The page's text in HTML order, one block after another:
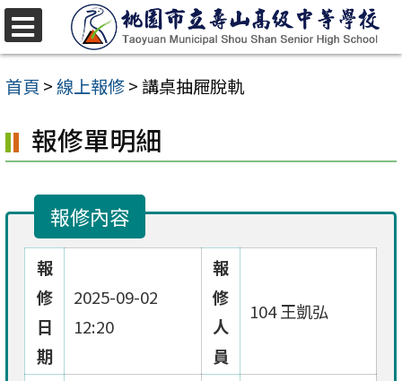
跳
至
主
內
容
首頁 >線上報修>講桌抽屜脫軌
報修單明細
報修內容
報
修
日
期
2025-09-02
12:20
報
修
人
員
104 王凱弘
選
單